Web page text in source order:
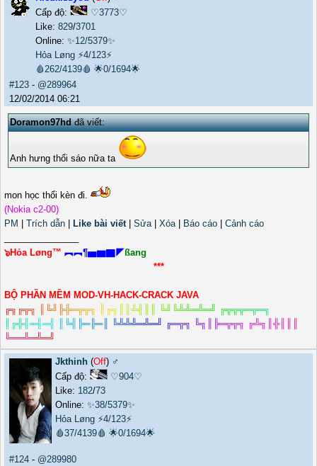
Cấp độ:
♡3773♡
Like: 829/3701
Online: ✨12/5379✨
Hỏa Løng ⚡4/123⚡
🩸262/4139🩸 🌟0/1694🌟
#123 - @289964
12/02/2014 06:21
Doramon97hdđã viết:
Anh hưng thổi sáo nữa ta
mon học thổi kèn đi.
(Nokia c2-00)
PM
Trích dẫn Like bài viết| Sửa| Xóa| Báo cáo
Cảnh cáo
๖Hỏa Løng™ ︻︻¶▅▆▇◤ßang
***
BỘ PHẦN MỀM MOD-VH-HACK-CRACK JAVA
╔╗ ╔╦╗ ╚╝ ╠╬═╦╦╗ ╔╗ ╩╣ ╚╝ ╚╩╩═╩═╝ ╔╦╦╦═╦═╗
╔╬╣ ═╣ ═╣ ╚╣ ╠═╠═║ ╚╩╩╩═╩═╝ ╔═╦╗ ╚╗ ╠═╦╦╗ ╔╩╗ ╬║
╚══╩═╩═╝
Jkthinh (Off) ♂️
Cấp độ:
♡904♡
Like: 182/73
Online: ✨38/5379✨
Hỏa Løng ⚡4/123⚡
🩸37/4139🩸 🌟0/1694🌟
#124 - @289980